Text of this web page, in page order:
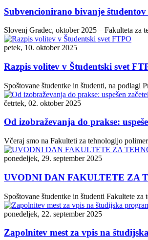
Subvencionirano bivanje
Slovenj Gradec, oktober 2025 – Fakulteta za
petek, 10. oktober 2025
Razpis volitev v Študentski svet
Spoštovane študentke in študenti, na podlagi
četrtek, 02. oktober 2025
Od izobraževanja do prakse:
Včeraj smo na Fakulteti za tehnologijo
ponedeljek, 29. september 2025
UVODNI DAN FAKULTETE ZA
Spoštovane študentke in študenti Fakultete
ponedeljek, 22. september 2025
Zapolnitev mest za vpis na